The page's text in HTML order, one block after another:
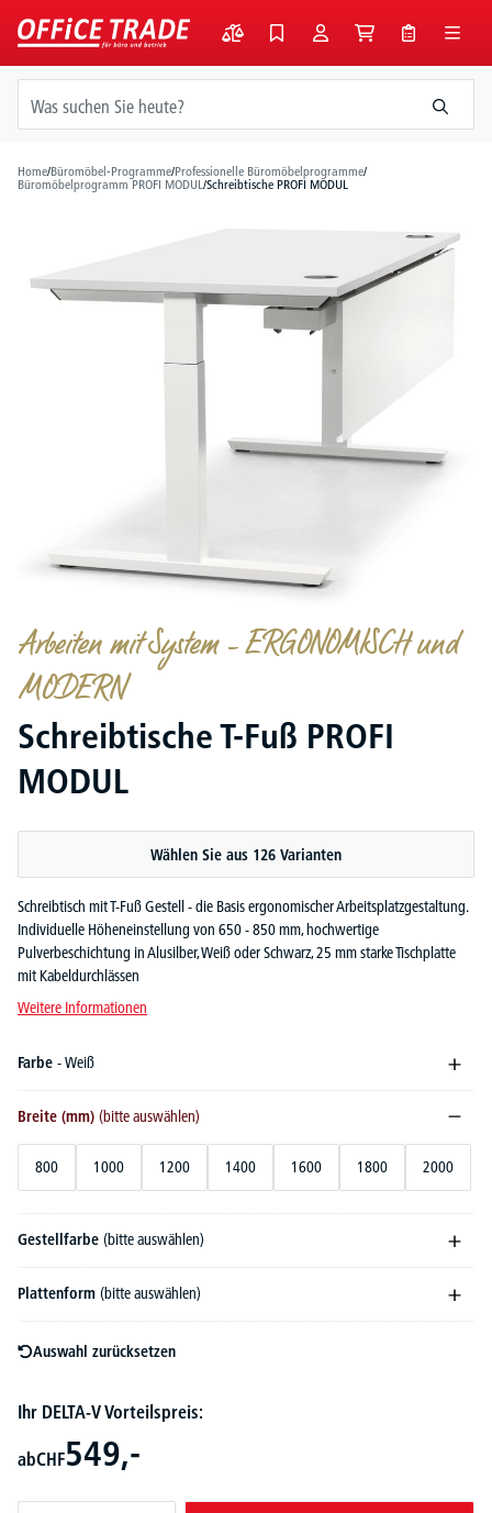
springen
Home/Büromöbel-Programme/Professionelle Büromöbelprogramme/
Büromöbelprogramm PROFI MODUL/Schreibtische PROFI MODUL
Arbeiten mit System – ERGONOMISCH und
MODERN
Schreibtische T-Fuß PROFI
MODUL
Wählen Sie aus 126 Varianten
Schreibtisch mit T-Fuß Gestell - die Basis ergonomischer Arbeitsplatzgestaltung.
Individuelle Höheneinstellung von 650 - 850 mm, hochwertige
Pulverbeschichtung in Alusilber, Weiß oder Schwarz, 25 mm starke Tischplatte
mit Kabeldurchlässen
Weitere Informationen
Farbe - Weiß
Breite (mm) (bitte auswählen)
800 1000 1200 1400 1600 1800 2000
Gestellfarbe (bitte auswählen)
Plattenform (bitte auswählen)
Auswahl zurücksetzen
Ihr DELTA-V Vorteilspreis:
abCHF549,-